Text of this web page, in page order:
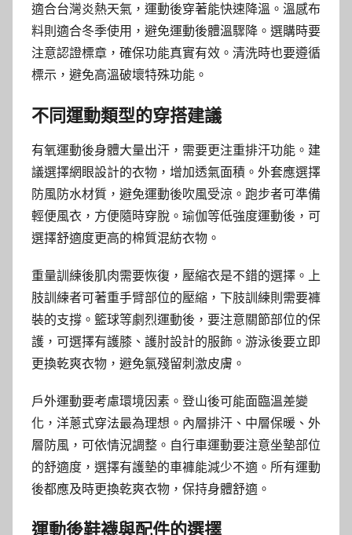
適合台灣炎熱天氣，運動後穿著能快速降溫。溫感布
料則適合冬季使用，避免運動後體溫驟降。選購時要
注意認證標章，確保功能真實有效。清洗時也要遵循
標示，避免高溫破壞特殊功能。
不同運動類型的穿搭建議
有氧運動後身體大量出汗，需要更注重排汗功能。建
議選擇網眼設計的衣物，增加透氣面積。外套應選擇
防風防水材質，避免運動後吹風受涼。跑步者可準備
輕便風衣，方便隨時穿脫。瑜伽等低強度運動後，可
選擇舒適度更高的棉質混紡衣物。
重量訓練後肌肉需要恢復，壓縮衣是不錯的選擇。上
肢訓練者可著重手臂部位的壓縮，下肢訓練則需要褲
裝的支撐。籃球等劇烈運動後，要注意關節部位的保
護，可選擇有護膝、護肘設計的服飾。游泳後要立即
更換乾爽衣物，避免氯殘留刺激皮膚。
戶外運動要考慮環境因素。登山後可能面臨溫差變
化，洋蔥式穿法最為理想。內層排汗、中層保暖、外
層防風，可依情況調整。自行車運動要注意坐墊部位
的舒適度，選擇有護墊的車褲能減少不適。所有運動
後都應及時更換乾爽衣物，保持身體舒適。
運動後鞋襪與配件的選擇